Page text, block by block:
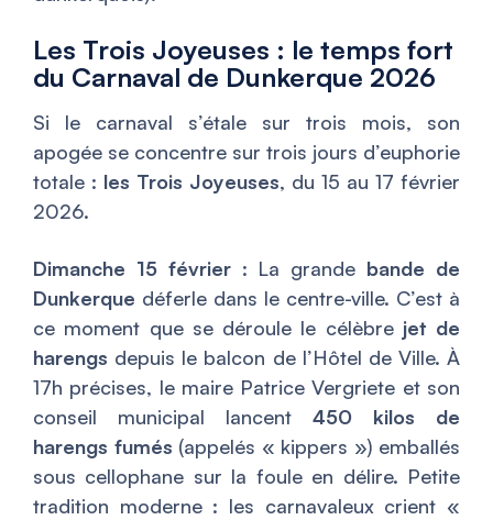
Les Trois Joyeuses : le temps fort
du Carnaval de Dunkerque 2026
Si le carnaval s’étale sur trois mois, son
apogée se concentre sur trois jours d’euphorie
totale : les Trois Joyeuses, du 15 au 17 février
2026.
Dimanche 15 février: La grande bande de
Dunkerque déferle dans le centre-ville. C’est à
ce moment que se déroule le célèbre jet de
harengs depuis le balcon de l’Hôtel de Ville. À
17h précises, le maire Patrice Vergriete et son
conseil municipal lancent 450 kilos de
harengs fumés (appelés « kippers ») emballés
sous cellophane sur la foule en délire. Petite
tradition moderne : les carnavaleux crient «